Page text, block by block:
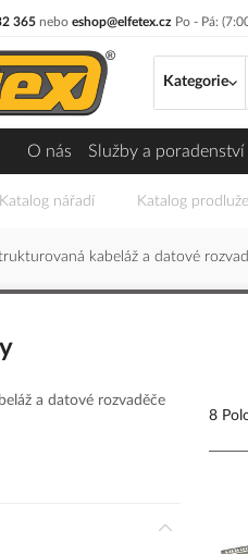
365 nebo eshop@elfetex.cz Po - Pá:
Kategorie
O nás Služby a poradenství
Katalog nářadí Katalog
kabeláž a datové
8
a datové rozvaděče